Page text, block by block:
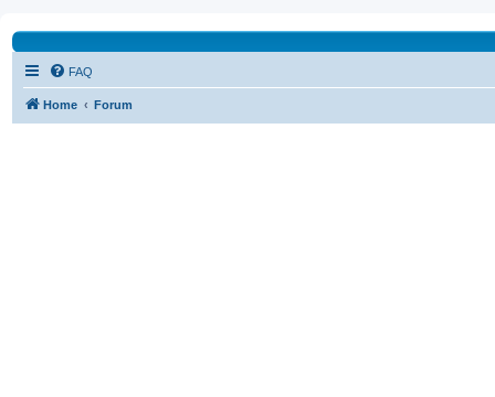
FAQ
Home Forum